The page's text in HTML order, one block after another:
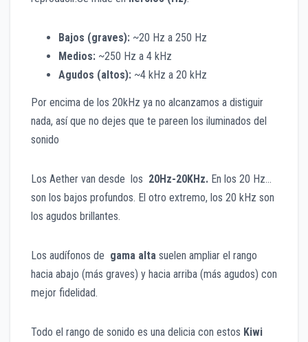
Bajos (graves): ~20 Hz a 250 Hz
Medios: ~250 Hz a 4 kHz
Agudos (altos): ~4 kHz a 20 kHz
Por encima de los 20kHz ya no alcanzamos a distiguir
nada, así que no dejes que te pareen los iluminados del
sonido
Los Aether van desde los 20Hz-20KHz. En los 20 Hz…
son los bajos profundos. El otro extremo, los 20 kHz son
los agudos brillantes.
Los audífonos de gama alta suelen ampliar el rango
hacia abajo (más graves) y hacia arriba (más agudos) con
mejor fidelidad.
Todo el rango de sonido es una delicia con estos Kiwi